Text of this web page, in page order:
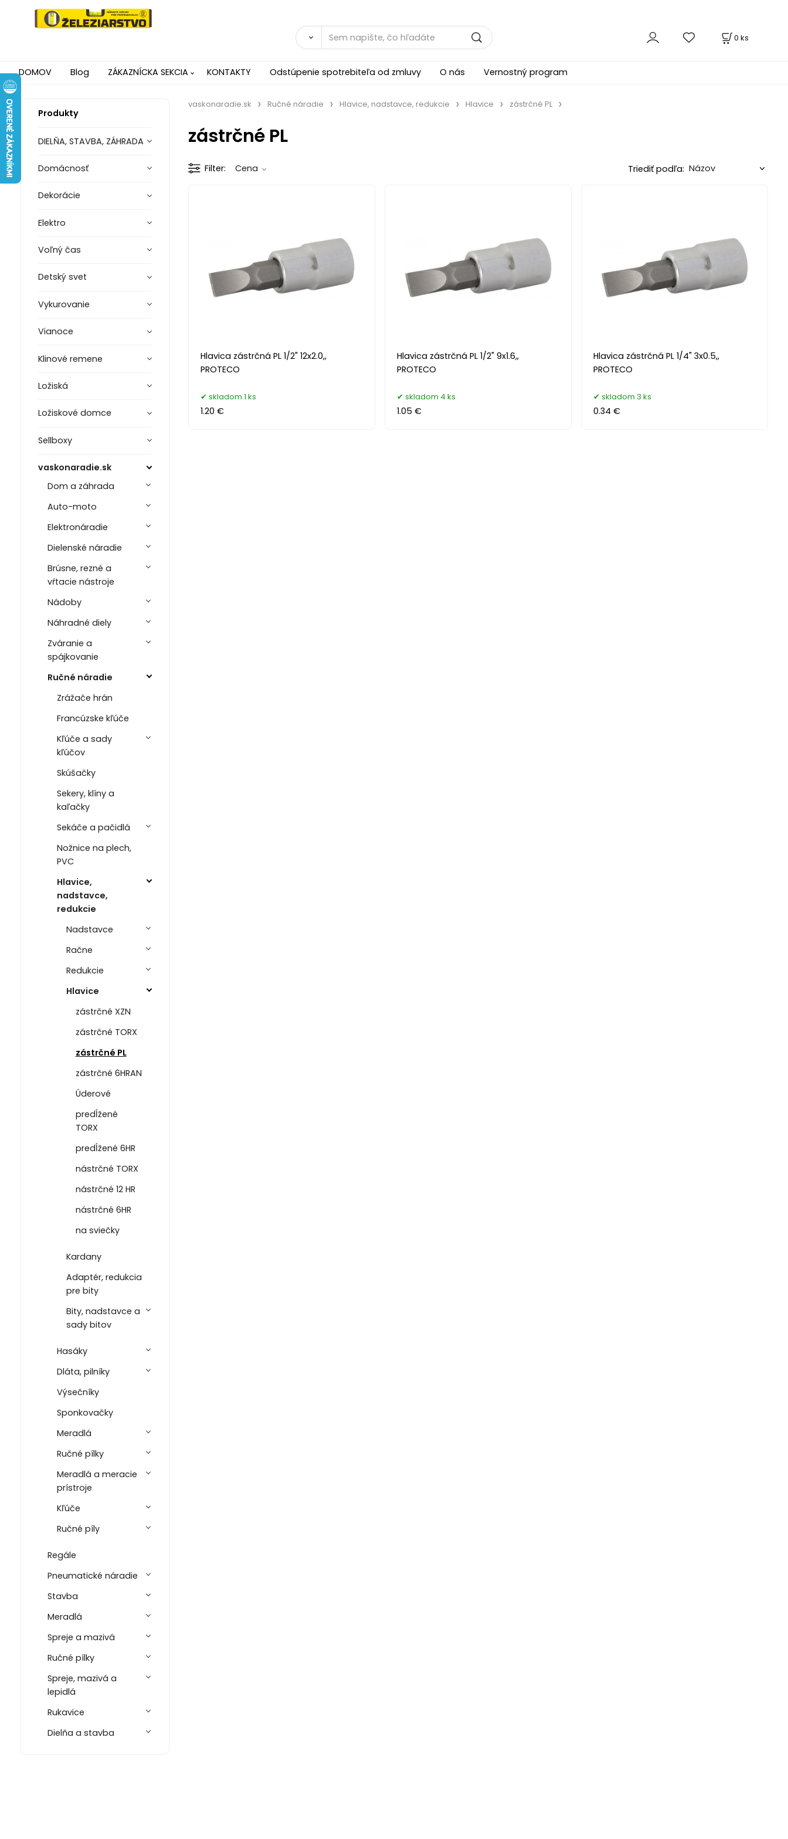
0 ks
DOMOV Blog ZÁKAZNÍCKA SEKCIA KONTAKTY Odstúpenie spotrebiteľa od zmluvy O nás Vernostný program
Produkty
DIELŇA, STAVBA, ZÁHRADA
Domácnosť
Dekorácie
Elektro
Voľný čas
Detský svet
Vykurovanie
Vianoce
Klinové remene
Ložiská
Ložiskové domce
Sellboxy
vaskonaradie.sk
Dom a záhrada
Auto-moto
Elektronáradie
Dielenské náradie
Brúsne, rezné a
vŕtacie nástroje
Nádoby
Náhradné diely
Zváranie a
spájkovanie
Ručné náradie
Zrážače hrán
Francúzske kľúče
Kľúče a sady
kľúčov
Skúšačky
Sekery, klíny a
kaľačky
Sekáče a pačidlá
Nožnice na plech,
PVC
Hlavice,
nadstavce,
redukcie
Nadstavce
Račne
Redukcie
Hlavice
zástrčné XZN
zástrčné TORX
zástrčné PL
zástrčné 6HRAN
Úderové
predĺžené
TORX
predĺžené 6HR
nástrčné TORX
nástrčné 12 HR
nástrčné 6HR
na sviečky
Kardany
Adaptér, redukcia
pre bity
Bity, nadstavce a
sady bitov
Hasáky
Dláta, pilníky
Výsečníky
Sponkovačky
Meradlá
Ručné pílky
Meradlá a meracie
prístroje
Kľúče
Ručné píly
Regále
Pneumatické náradie
Stavba
Meradlá
Spreje a mazivá
Ručné pílky
Spreje, mazivá a
lepidlá
Rukavice
Dielňa a stavba
vaskonaradie.sk Ručné náradie Hlavice, nadstavce, redukcie Hlavice zástrčné PL
zástrčné PL
Filter Cena Triediť podľa:
Hlavica zástrčná PL 1/2" 12x2.0,,
PROTECO
skladom 1 ks
1.20 €
Hlavica zástrčná PL 1/2" 9x1.6,,
PROTECO
skladom 4 ks
1.05 €
Hlavica zástrčná PL 1/4" 3x0.5,,
PROTECO
skladom 3 ks
0.34 €